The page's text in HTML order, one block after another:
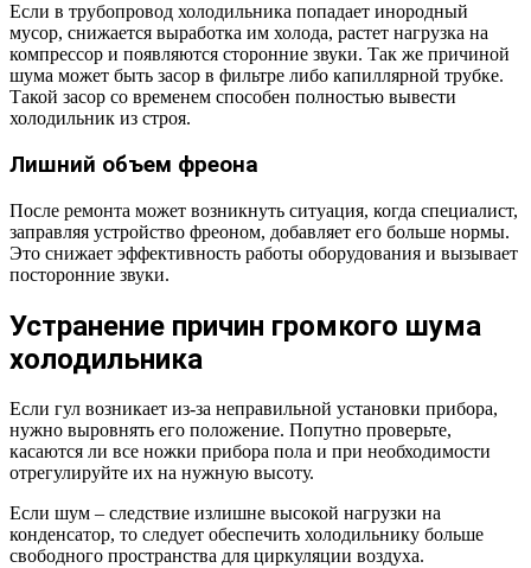
Если в трубопровод холодильника попадает инородный
мусор, снижается выработка им холода, растет нагрузка на
компрессор и появляются сторонние звуки. Так же причиной
шума может быть засор в фильтре либо капиллярной трубке.
Такой засор со временем способен полностью вывести
холодильник из строя.
Лишний объем фреона
После ремонта может возникнуть ситуация, когда специалист,
заправляя устройство фреоном, добавляет его больше нормы.
Это снижает эффективность работы оборудования и вызывает
посторонние звуки.
Устранение причин громкого шума
холодильника
Если гул возникает из-за неправильной установки прибора,
нужно выровнять его положение. Попутно проверьте,
касаются ли все ножки прибора пола и при необходимости
отрегулируйте их на нужную высоту.
Если шум – следствие излишне высокой нагрузки на
конденсатор, то следует обеспечить холодильнику больше
свободного пространства для циркуляции воздуха.